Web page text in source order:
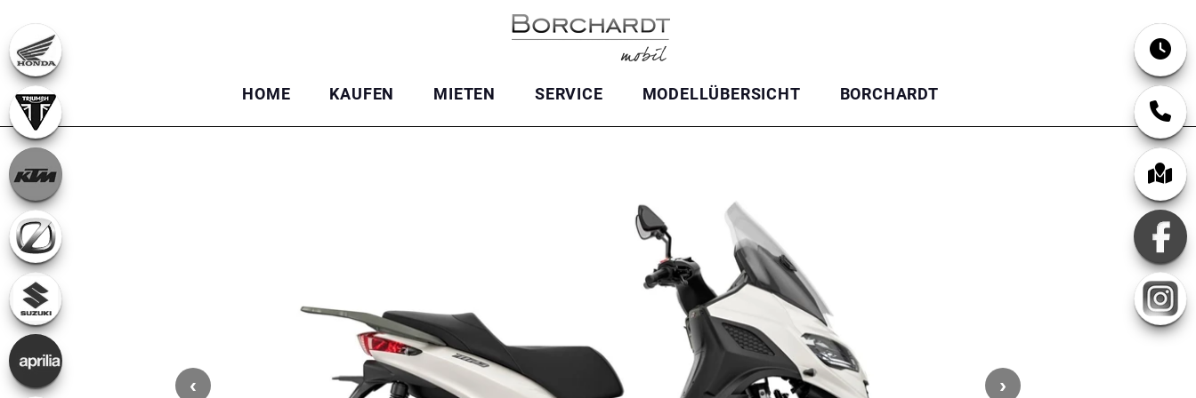
HOME KAUFEN MIETEN SERVICE MODELLÜBERSICHT BORCHARDT